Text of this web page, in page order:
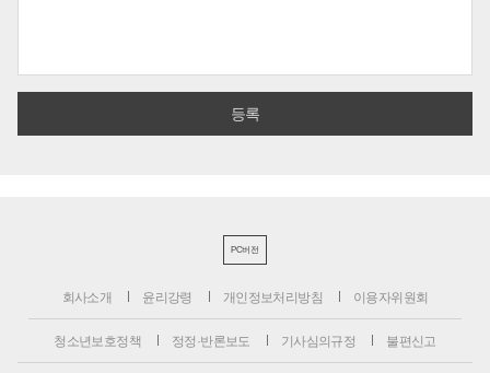
PC버전
회사소개 윤리강령 개인정보처리방침 이용자위원회
청소년보호정책 정정·반론보도 기사심의규정 불편신고